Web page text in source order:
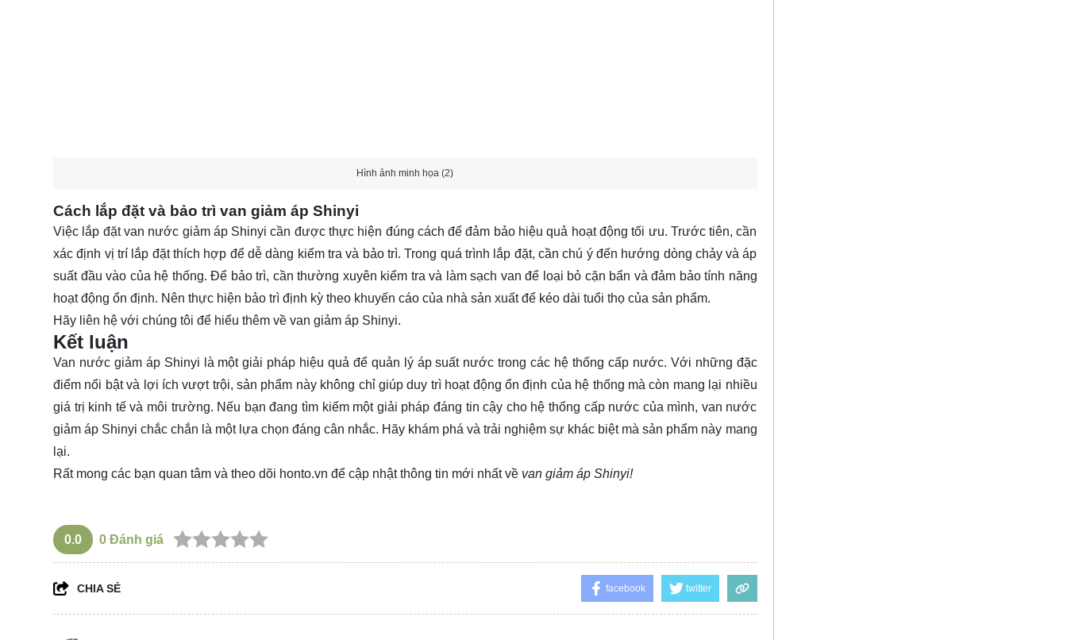
Hình ảnh minh họa (2)
Cách lắp đặt và bảo trì van giảm áp Shinyi
Việc lắp đặt van nước giảm áp Shinyi cần được thực hiện đúng cách để đảm bảo hiệu quả hoạt động tối ưu. Trước tiên, cần
xác định vị trí lắp đặt thích hợp để dễ dàng kiểm tra và bảo trì. Trong quá trình lắp đặt, cần chú ý đến hướng dòng chảy và áp
suất đầu vào của hệ thống. Để bảo trì, cần thường xuyên kiểm tra và làm sạch van để loại bỏ cặn bẩn và đảm bảo tính năng
hoạt động ổn định. Nên thực hiện bảo trì định kỳ theo khuyến cáo của nhà sản xuất để kéo dài tuổi thọ của sản phẩm.
Hãy liên hệ với chúng tôi để hiểu thêm về van giảm áp Shinyi.
Kết luận
Van nước giảm áp Shinyi là một giải pháp hiệu quả để quản lý áp suất nước trong các hệ thống cấp nước. Với những đặc
điểm nổi bật và lợi ích vượt trội, sản phẩm này không chỉ giúp duy trì hoạt động ổn định của hệ thống mà còn mang lại nhiều
giá trị kinh tế và môi trường. Nếu bạn đang tìm kiếm một giải pháp đáng tin cậy cho hệ thống cấp nước của mình, van nước
giảm áp Shinyi chắc chắn là một lựa chọn đáng cân nhắc. Hãy khám phá và trải nghiệm sự khác biệt mà sản phẩm này mang
lại.
Rất mong các bạn quan tâm và theo dõi honto.vn để cập nhật thông tin mới nhất về van giảm áp Shinyi!
0.0 0 Đánh giá
CHIA SẺ facebook twitter